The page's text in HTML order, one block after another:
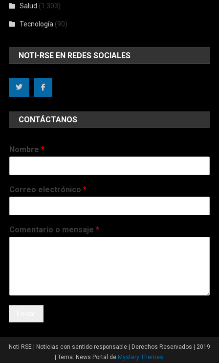
Salud (1.303)
Tecnología (90)
NOTI-RSE EN REDES SOCIALES
CONTÁCTANOS
Nombre*
Correo electrónico*
Comentario o mensaje*
Noti RSE | Noticias con sentido responsable | Derechos Reservados | 2019
Tema: News Portal de Mystery Themes.